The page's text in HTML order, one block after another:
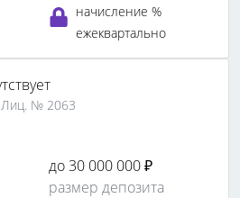
начисление %
ежеквартально
Лиц. № 2063
до 30 000 000 ₽
размер депозита